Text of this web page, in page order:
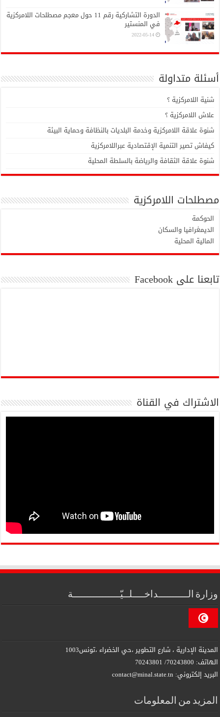
الدورة التشاركية رقم 11 حول معجم مصطلحات اللامركزية
في المنستير
2022-05-14
أسئلة متداولة
شنية اللامركزية ؟
علاش اللامركزية ؟
شنوة علاقة اللامركزية وخدمة البلديات بالنظافة وحماية البيئة
كيفاش تصير التنمية الإقتصادية عبراللامركزية
شنوة علاقة الثقافة والرياضة بالسلطة المحلية
مصطلحات اللامركزية
الحوكمة
الديمغرافيا والسكان
المالية المحلية
تابعنا على Facebook
الاشتراك في القناة
وزارة الــــــــــداخــــلــيّــــــــــــــــة
المدينة الإدارية ، شارع التطوير ،حي الخضراء ،تونس1003
الهاتف: 70243800/ 70243801
البريد إلكتروني: contact@minal.state.tn
المزيد من المعلومات